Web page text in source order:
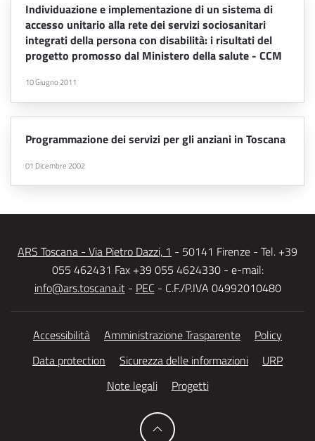
Individuazione e implementazione di un sistema di
accesso unitario alla rete dei servizi sociosanitari
integrati della persona con disabilità: i risultati del
progetto promosso dal Ministero della salute - CCM
10 Giugno 2011
Programmazione dei servizi per gli anziani in Toscana
01 Dicembre 2002
ARS Toscana - Via Pietro Dazzi, 1 - 50141 Firenze - Tel. +39
055 462431 Fax +39 055 4624330 - e-mail:
info@ars.toscana.it- PEC - C.F./P.IVA 04992010480
Accessibilità Amministrazione Trasparente
Policy
Data protection
Sicurezza delle informazioni
URP
Note legali
Progetti